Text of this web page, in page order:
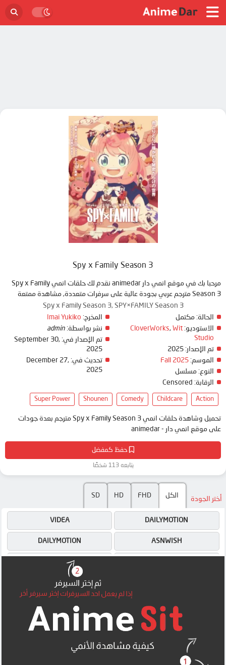
حفظ كمفضل
يتابعه 113 شخصًا
Spy x Family Season 3
مرحبا بك في موقع انمي دار animedar نقدم لك حلقات انمي Spy x Family
Season 3 مترجم عربي بجودة عالية على سرفرات متعددة, مشاهدة ممتعة
Spy x Family Season 3, SPY×FAMILY Season 3
الحالة: مكتمل
الاستوديو:
CloverWorks, Wit
Studio
تم الإصدار:
الموسم: Fall 2025
النوع: مسلسل
الرقابة:
المخرج: Imai Yukiko
نشر بواسطة: admin
تم الإصدار في: September 30,
2025
تحديث في: December 27,
2025
Action
Childcare
Comedy
Shounen
Super Power
تحميل وشاهدة حلقات انمي Spy x Family Season 3 مترجم بعدة جودات
على موقع انمي دار - animedar
أختر الجودة الكل FHD
HD
SD
DAILYMOTION
VIDEA
ASNWISH
DAILYMOTION
VIDEA
DAILYMOTION